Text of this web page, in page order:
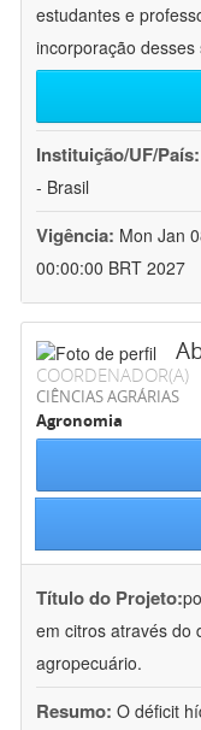
estudantes e
incorporação desses
Instituição/UF/País:
- Brasil
Vigência: Mon Jan
00:00:00 BRT 2027
COORDENADOR(A)
CIÊNCIAS AGRÁRIAS
Agronomia
Título do Projeto:
em citros através do
agropecuário.
Resumo: O déficit